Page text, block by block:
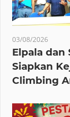
03/08/2026
Elpala dan
Siapkan
Climbing